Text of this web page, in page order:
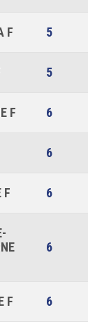
F 5
5
F 6
6
F 6
6
F 6